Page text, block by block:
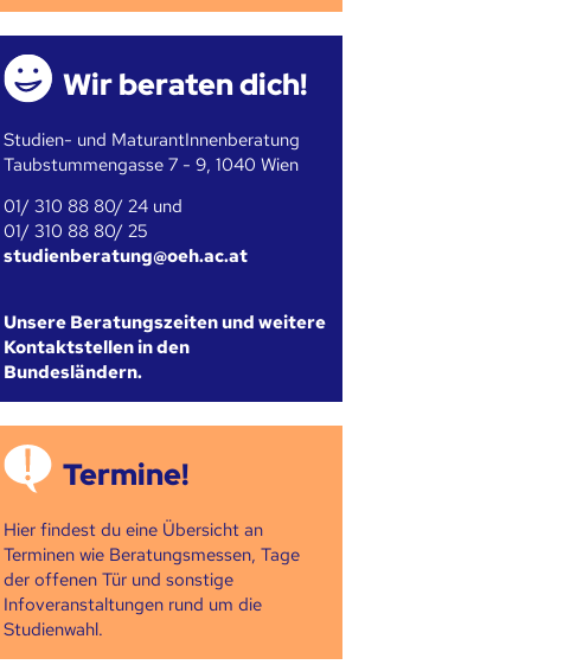
Wir beraten dich!
Studien- und MaturantInnenberatung
Taubstummengasse 7 - 9, 1040 Wien
01/ 310 88 80/ 24 und
01/ 310 88 80/ 25
studienberatung@oeh.ac.at
Unsere Beratungszeiten und weitere
Kontaktstellen in den
Bundesländern.
Termine!
Hier findest du eine Übersicht an
Terminen wie Beratungsmessen, Tage
der offenen Tür und sonstige
Infoveranstaltungen rund um die
Studienwahl.